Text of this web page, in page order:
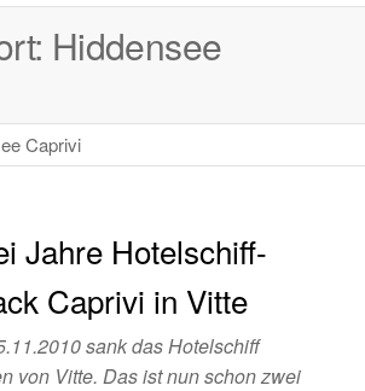
Hiddensee
Caprivi
Jahre Hotelschiff-
Caprivi in Vitte
sank das Hotelschiff
von Vitte. Das ist nun schon zwei